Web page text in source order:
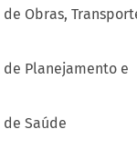
Obras,
Planejamento e
Saúde